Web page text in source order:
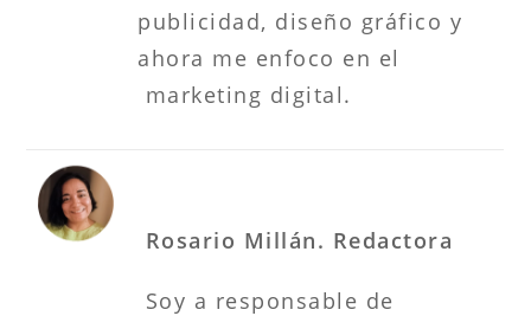
publicidad, diseño gráfico y
ahora me enfoco en el
marketing digital.
Rosario Millán. Redactora
Soy a responsable de